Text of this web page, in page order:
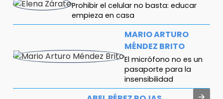
Prohibir el celular no basta: educar
empieza en casa
MARIO ARTURO
MÉNDEZ BRITO
El micrófono no es un
pasaporte para la
insensibilidad